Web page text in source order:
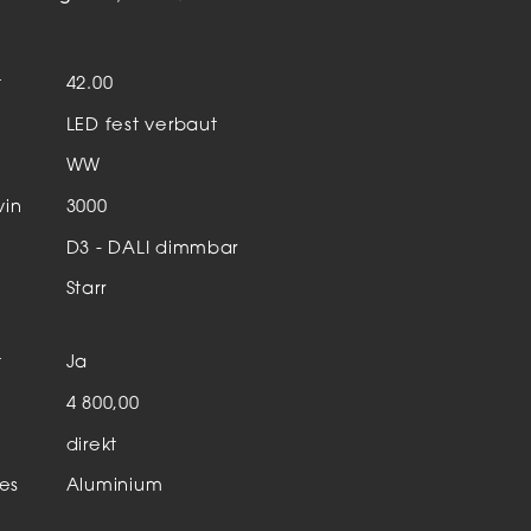
42.00
LED fest verbaut
WW
3000
D3 - DALI dimmbar
Starr
Ja
4 800,00
direkt
Aluminium